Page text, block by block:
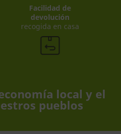
Facilidad de
devolución
recogida en casa
local y el
pueblos